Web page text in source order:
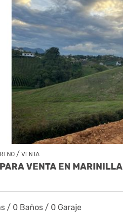
/ VENTA
VENTA EN MARINILLA
/ 0 Baños / 0 Garaje